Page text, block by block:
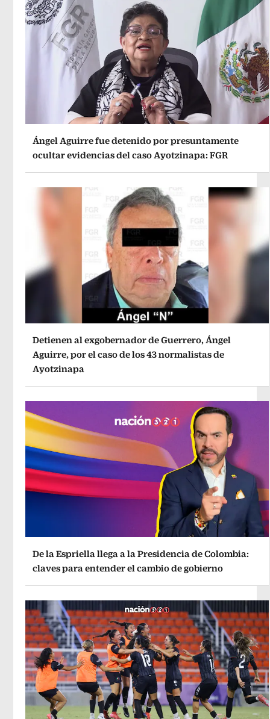
Ángel Aguirre fue detenido por presuntamente
ocultar evidencias del caso Ayotzinapa: FGR
Detienen al exgobernador de Guerrero, Ángel
Aguirre, por el caso de los 43 normalistas de
Ayotzinapa
De la Espriella llega a la Presidencia de Colombia:
claves para entender el cambio de gobierno